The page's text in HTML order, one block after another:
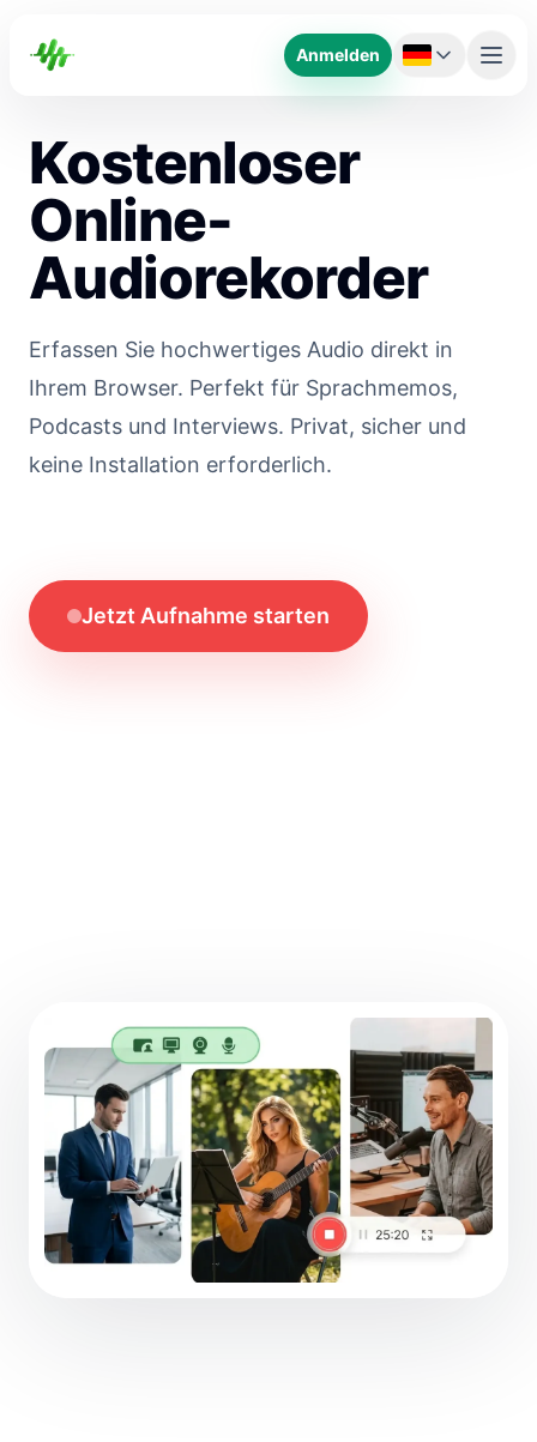
Anmelden
Kostenloser
Online-
Audiorekorder
Erfassen Sie hochwertiges Audio direkt in
Ihrem Browser. Perfekt für Sprachmemos,
Podcasts und Interviews. Privat, sicher und
keine Installation erforderlich.
Jetzt Aufnahme starten